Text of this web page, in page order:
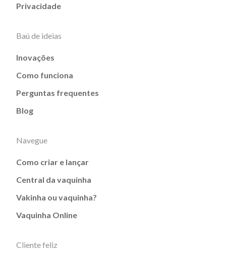
Privacidade
Baú de ideias
Inovações
Como funciona
Perguntas frequentes
Blog
Navegue
Como criar e lançar
Central da vaquinha
Vakinha ou vaquinha?
Vaquinha Online
Cliente feliz